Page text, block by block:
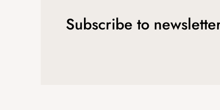
Subscribe to